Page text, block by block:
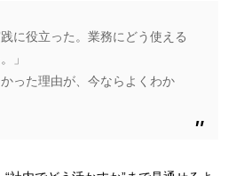
に役立った。業務にどう使える
」
かった理由が、今ならよくわか